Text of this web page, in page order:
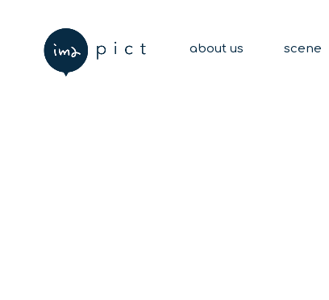
about us scene